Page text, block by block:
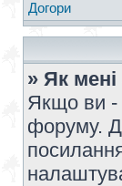
Догори
» Як
Якщо ви -
форуму.